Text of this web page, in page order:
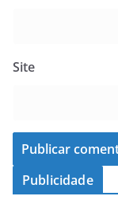
Site
Publicidade